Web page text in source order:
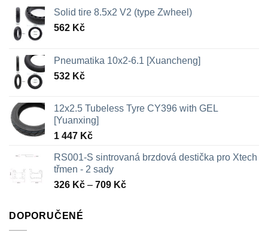
Solid tire 8.5x2 V2 (type Zwheel)
562 Kč
Pneumatika 10x2-6.1 [Xuancheng]
532 Kč
12x2.5 Tubeless Tyre CY396 with GEL
[Yuanxing]
1 447 Kč
RS001-S sintrovaná brzdová destička pro Xtech
třmen - 2 sady
326 Kč – 709 KčRozpětí
DOPORUČENÉ